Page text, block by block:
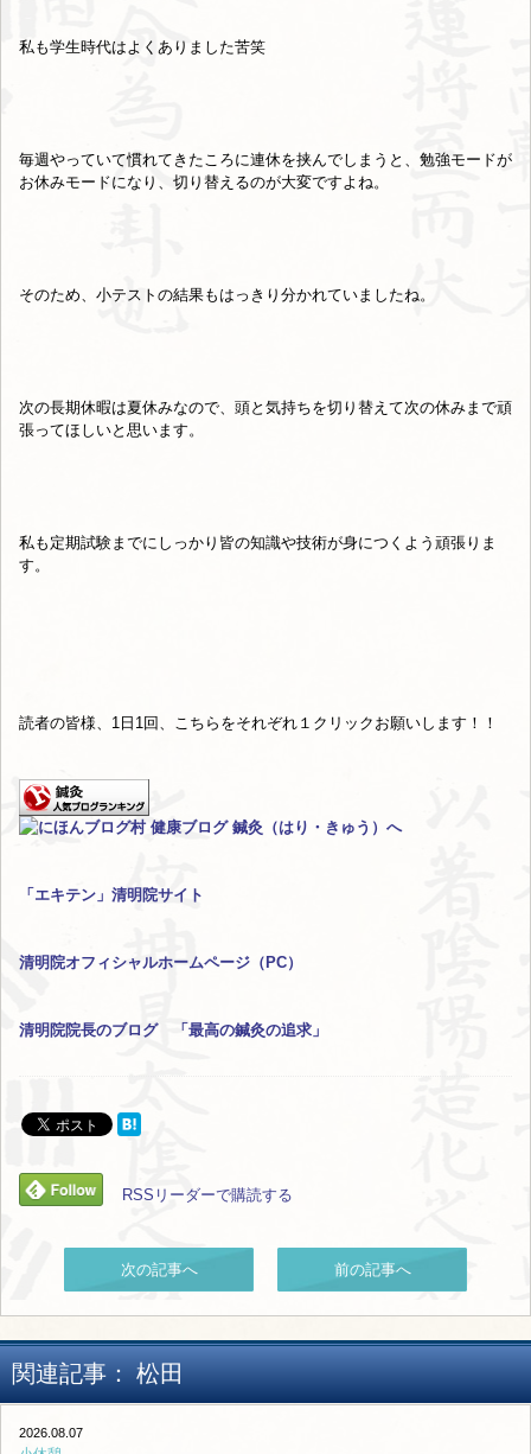
私も学生時代はよくありました苦笑
毎週やっていて慣れてきたころに連休を挟んでしまうと、勉強モードが
お休みモードになり、切り替えるのが大変ですよね。
そのため、小テストの結果もはっきり分かれていましたね。
次の長期休暇は夏休みなので、頭と気持ちを切り替えて次の休みまで頑
張ってほしいと思います。
私も定期試験までにしっかり皆の知識や技術が身につくよう頑張りま
す。
読者の皆様、1日1回、こちらをそれぞれ１クリックお願いします！！
「エキテン」清明院サイト
清明院オフィシャルホームページ（PC）
清明院院長のブログ 「最高の鍼灸の追求」
RSSリーダーで購読する
次の記事へ 前の記事へ
関連記事： 松田
2026.08.07